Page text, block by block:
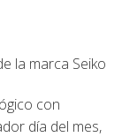
la marca Seiko
con
día del mes,